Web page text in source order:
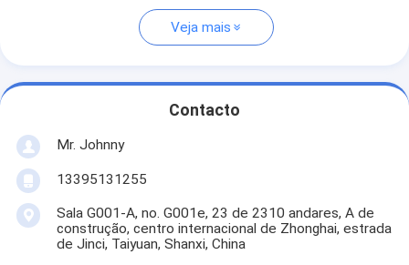
Veja mais
Contacto
Mr. Johnny
13395131255
Sala G001-A, no. G001e, 23 de 2310 andares, A de
construção, centro internacional de Zhonghai, estrada
de Jinci, Taiyuan, Shanxi, China